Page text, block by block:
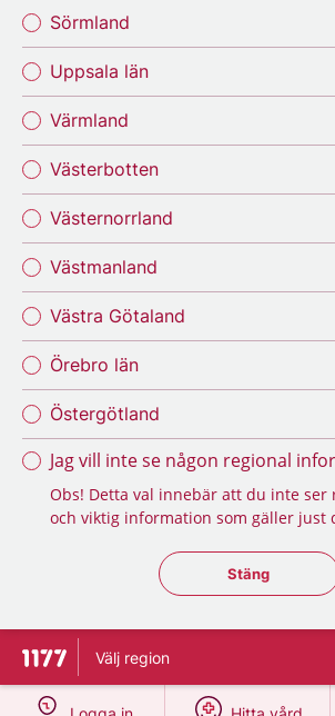
Sörmland
Uppsala län
Värmland
Västerbotten
Västernorrland
Västmanland
Västra Götaland
Örebro län
Östergötland
Jag vill inte se någon regional
Obs! Detta val innebär att du inte ser
och viktig information som gäller just
Stäng
Stäng
Till startsidan för 1177
Välj region
på 1177.se
på 1177.se